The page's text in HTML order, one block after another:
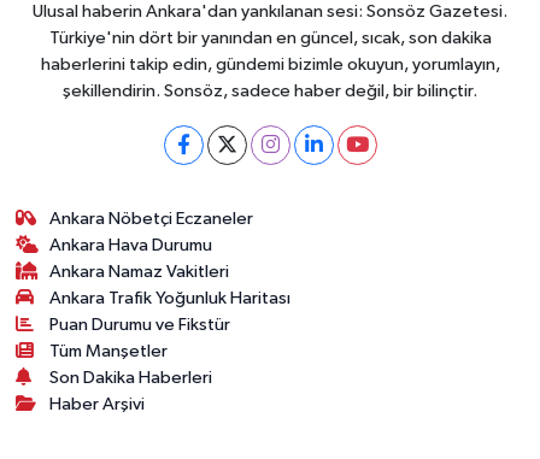
Ulusal haberin Ankara'dan yankılanan sesi: Sonsöz Gazetesi.
Türkiye'nin dört bir yanından en güncel, sıcak, son dakika
haberlerini takip edin, gündemi bizimle okuyun, yorumlayın,
şekillendirin. Sonsöz, sadece haber değil, bir bilinçtir.
Ankara Nöbetçi Eczaneler
Ankara Hava Durumu
Ankara Namaz Vakitleri
Ankara Trafik Yoğunluk Haritası
Puan Durumu ve Fikstür
Tüm Manşetler
Son Dakika Haberleri
Haber Arşivi